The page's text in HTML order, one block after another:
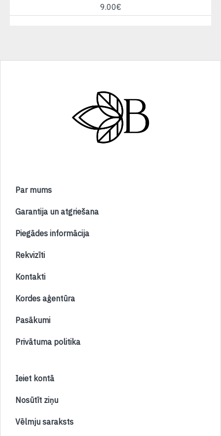
9.00€
Par mums
Garantija un atgriešana
Piegādes informācija
Rekvizīti
Kontakti
Kordes aģentūra
Pasākumi
Privātuma politika
Ieiet kontā
Nosūtīt ziņu
Vēlmju saraksts